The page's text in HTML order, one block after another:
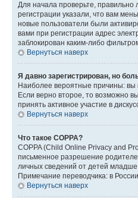
Для начала проверьте, правильно
регистрации указали, что вам
новые пользователи были
вами при регистрации адрес
заблокирован каким-либо
Вернуться наверх
Я давно зарегистрирован, но
Наиболее вероятные причины: вы
Если верно второе, то возможно
принять активное участие в
Вернуться наверх
Что такое COPPA?
COPPA (Child Online Privacy and
письменное разрешение
личных сведений от детей
Примечание переводчика: в
Вернуться наверх